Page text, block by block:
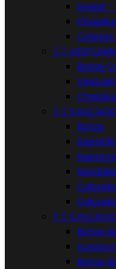
Sweat -
Coletes
 
Botas
 
Botas
Sapatos
 
Botas
Botas